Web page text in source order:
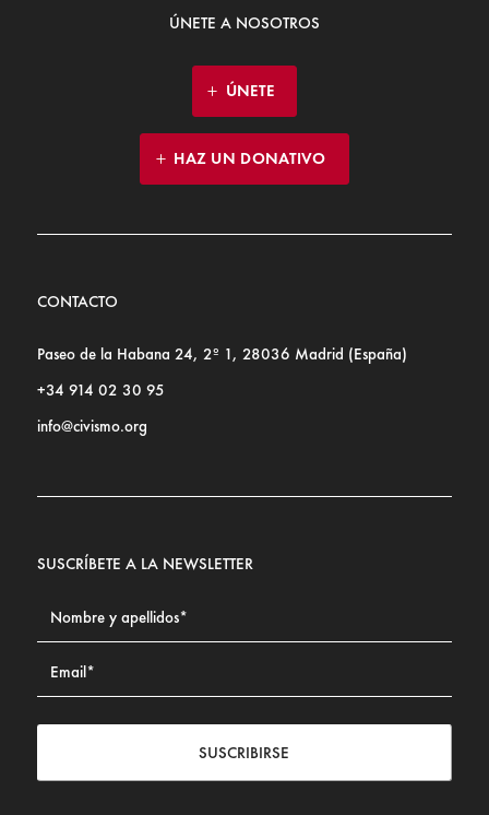
ÚNETE A NOSOTROS
ÚNETE
HAZ UN DONATIVO
CONTACTO
Paseo de la Habana 24, 2º 1, 28036 Madrid (España)
+34 914 02 30 95
info@civismo.org
SUSCRÍBETE A LA NEWSLETTER
SUSCRIBIRSE